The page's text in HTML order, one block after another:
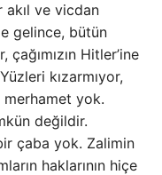
akıl ve vicdan
gelince, bütün
Hitler’ine
kızarmıyor,
yok.
değildir.
çaba yok. Zalimin
haklarının hiçe